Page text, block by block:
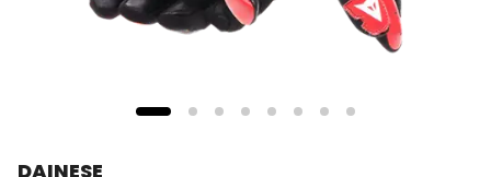
DAINESE